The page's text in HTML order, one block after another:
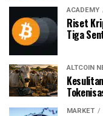
ACADEMY
Riset
Tiga
ALTCOIN
MARKET